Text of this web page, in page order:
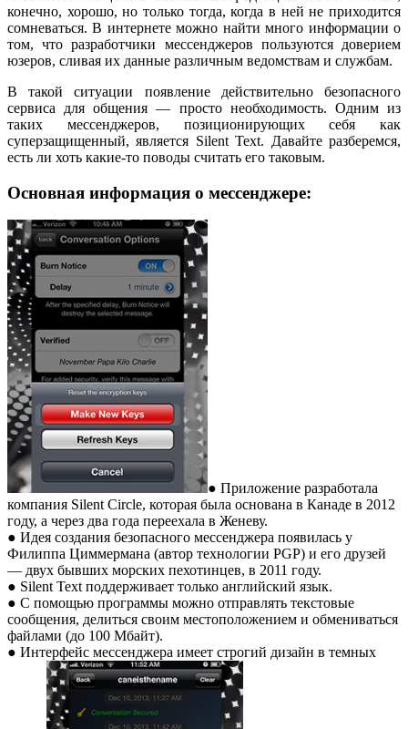
конечно, хорошо, но только тогда, когда в ней не приходится
сомневаться. В интернете можно найти много информации о
том, что разработчики мессенджеров пользуются доверием
юзеров, сливая их данные различным ведомствам и службам.
В такой ситуации появление действительно безопасного
сервиса для общения — просто необходимость. Одним из
таких мессенджеров, позиционирующих себя как
суперзащищенный, является Silent Text. Давайте разберемся,
есть ли хоть какие-то поводы считать его таковым.
Основная информация о мессенджере:
● Приложение разработала
компания Silent Circle, которая была основана в Канаде в 2012
году, а через два года переехала в Женеву.
● Идея создания безопасного мессенджера появилась у
Филиппа Циммермана (автор технологии PGP) и его друзей
— двух бывших морских пехотинцев, в 2011 году.
● Silent Text поддерживает только английский язык.
● С помощью программы можно отправлять текстовые
сообщения, делиться своим местоположением и обмениваться
файлами (до 100 Мбайт).
● Интерфейс мессенджера имеет строгий дизайн в темных